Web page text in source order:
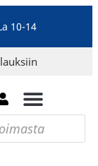
10-14